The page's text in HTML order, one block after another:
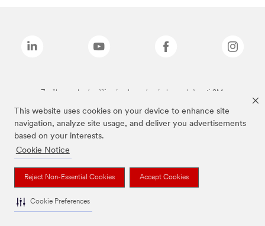
This website uses cookies on your device to enhance site
navigation, analyze site usage, and deliver you advertisements
based on your interests.
Cookie Notice
Reject Non-Essential Cookies Accept Cookies
Cookie Preferences
Značky uvedené vyššie sú ochranné známky spoločnosti 3M.